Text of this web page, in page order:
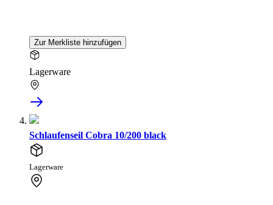
Zur Merkliste hinzufügen
Lagerware
Schlaufenseil Cobra 10/200 black
Lagerware